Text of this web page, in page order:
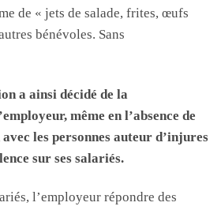
de « jets de salade, frites, œufs
bénévoles. Sans
a ainsi décidé de la
même en l’absence de
les personnes auteur d’injures
sur ses salariés.
l’employeur répondre des